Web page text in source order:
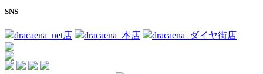
SNS
dracaena_net店 dracaena_本店 dracaena_ダイヤ街店